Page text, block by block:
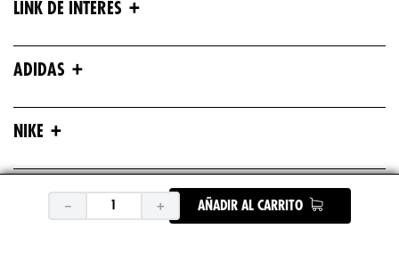
＋
－ AÑADIR AL CARRITO
LINK DE INTERÉS +
ADIDAS +
NIKE +
ASICS +